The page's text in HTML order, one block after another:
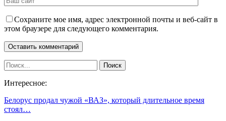
Сохраните мое имя, адрес электронной почты и веб-сайт в
этом браузере для следующего комментария.
Интересное:
Белорус продал чужой «ВАЗ», который длительное время
стоял…